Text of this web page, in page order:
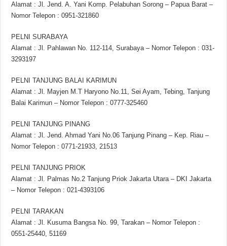
Alamat : Jl. Jend. A. Yani Komp. Pelabuhan Sorong – Papua Barat –
Nomor Telepon : 0951-321860
PELNI SURABAYA
Alamat : Jl. Pahlawan No. 112-114, Surabaya – Nomor Telepon : 031-
3293197
PELNI TANJUNG BALAI KARIMUN
Alamat : Jl. Mayjen M.T Haryono No.11, Sei Ayam, Tebing, Tanjung
Balai Karimun – Nomor Telepon : 0777-325460
PELNI TANJUNG PINANG
Alamat : Jl. Jend. Ahmad Yani No.06 Tanjung Pinang – Kep. Riau –
Nomor Telepon : 0771-21933, 21513
PELNI TANJUNG PRIOK
Alamat : Jl. Palmas No.2 Tanjung Priok Jakarta Utara – DKI Jakarta
– Nomor Telepon : 021-4393106
PELNI TARAKAN
Alamat : Jl. Kusuma Bangsa No. 99, Tarakan – Nomor Telepon :
0551-25440, 51169